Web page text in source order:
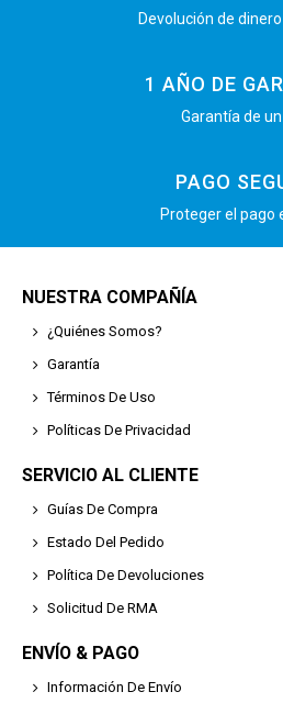
Devolución de
1 AÑO DE
Garantía de
PAGO
Proteger el pago
NUESTRA COMPAÑÍA
¿Quiénes Somos?
Garantía
Términos De Uso
Políticas De Privacidad
SERVICIO AL CLIENTE
Guías De Compra
Estado Del Pedido
Política De Devoluciones
Solicitud De RMA
ENVÍO & PAGO
Información De Envío